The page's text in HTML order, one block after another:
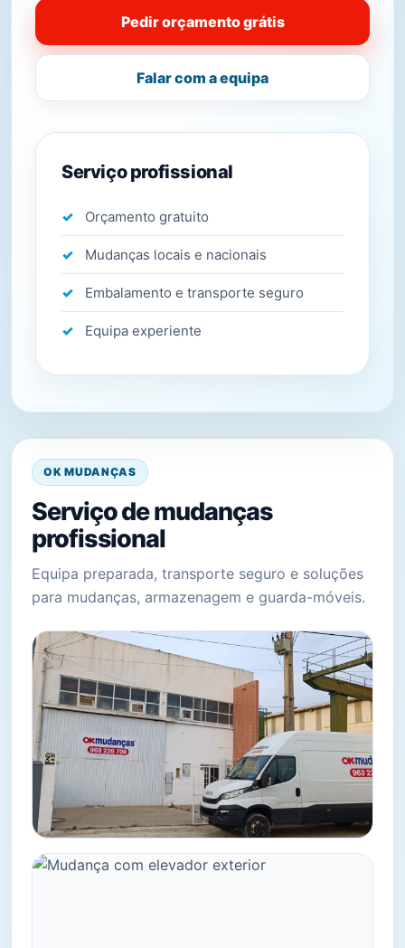
Pedir orçamento grátis
Falar com a equipa
Serviço profissional
Orçamento gratuito
Mudanças locais e nacionais
Embalamento e transporte seguro
Equipa experiente
OK MUDANÇAS
Serviço de mudanças
profissional
Equipa preparada, transporte seguro e soluções
para mudanças, armazenagem e guarda-móveis.